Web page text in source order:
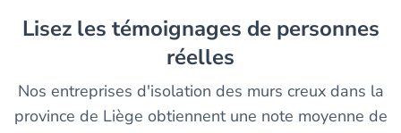
Lisez les témoignages de personnes
réelles
Nos entreprises d'isolation des murs creux dans la
province de Liège obtiennent une note moyenne de